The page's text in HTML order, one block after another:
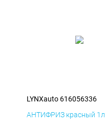
LYNXauto 616056336
АНТИФРИЗ красный 1л.